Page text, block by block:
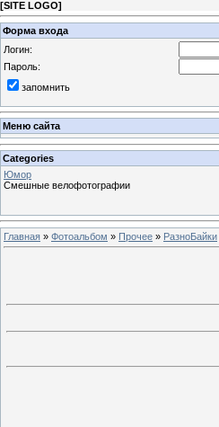
[SITE LOGO]
Форма входа
Логин:
Пароль:
запомнить
Меню сайта
Categories
Юмор
Смешные велофотографии
Главная » Фотоальбом » Прочее » РазноБайки